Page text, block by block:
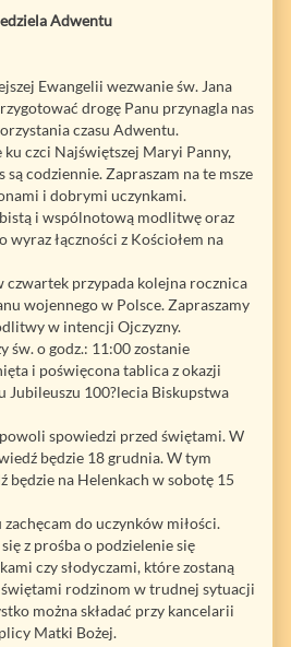
Adwentu
Ewangelii wezwanie św. Jana
drogę Panu przynagla nas
czasu Adwentu.
ku czci Najświętszej Maryi Panny,
są codziennie. Zapraszam na te msze
i dobrymi uczynkami.
i wspólnotową modlitwę oraz
wyraz łączności z Kościołem na
czwartek przypada kolejna rocznica
wojennego w Polsce. Zapraszamy
w intencji Ojczyzny.
św. o godz.: 11:00 zostanie
i poświęcona tablica z okazji
Jubileuszu 100?lecia Biskupstwa
spowiedzi przed świętami. W
będzie 18 grudnia. W tym
będzie na Helenkach w sobotę 15
do uczynków miłości.
z prośba o podzielenie się
czy słodyczami, które zostaną
świętami rodzinom w trudnej sytuacji
można składać przy kancelarii
Matki Bożej.